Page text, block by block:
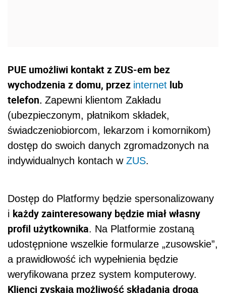
PUE umożliwi kontakt z ZUS-em bez
wychodzenia z domu, przez internet lub
telefon. Zapewni klientom Zakładu
(ubezpieczonym, płatnikom składek,
świadczeniobiorcom, lekarzom i komornikom)
dostęp do swoich danych zgromadzonych na
indywidualnych kontach w ZUS.
Dostęp do Platformy będzie spersonalizowany
i każdy zainteresowany będzie miał własny
profil użytkownika. Na Platformie zostaną
udostępnione wszelkie formularze „zusowskie”,
a prawidłowość ich wypełnienia będzie
weryfikowana przez system komputerowy.
Klienci zyskają możliwość składania drogą